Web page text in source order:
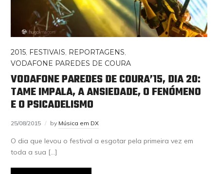
2015 FESTIVAIS REPORTAGENS
VODAFONE PAREDES DE COURA
VODAFONE PAREDES DE COURA’15, DIA 20:
TAME IMPALA, A ANSIEDADE, O FENÓMENO
E O PSICADELISMO
25/08/2015 by Música em DX
O dia que levou o festival a esgotar pela primeira vez em
toda a sua […]